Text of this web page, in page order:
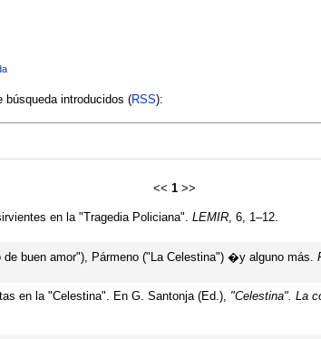
búsqueda introducidos (RSS):
<< 1>>
en la "Tragedia Policiana". LEMIR, 6, 1–12.
buen amor"), Pármeno ("La Celestina") �y alguno más.
en la "Celestina". En G. Santonja (Ed.), "Celestina". La